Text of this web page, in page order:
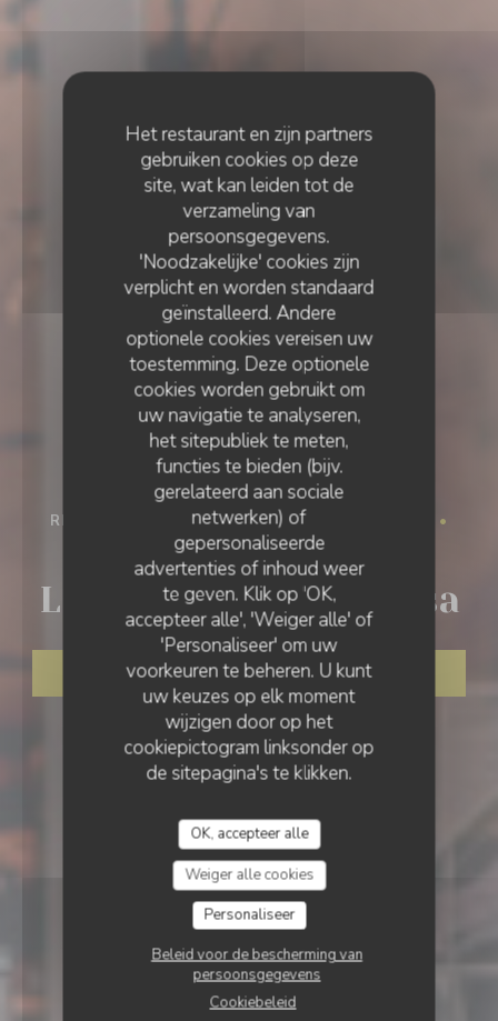
Het restaurant en zijn partners
gebruiken cookies op deze
site, wat kan leiden tot de
verzameling van
persoonsgegevens.
'Noodzakelijke' cookies zijn
verplicht en worden standaard
geïnstalleerd. Andere
optionele cookies vereisen uw
toestemming. Deze optionele
cookies worden gebruikt om
uw navigatie te analyseren,
het sitepubliek te meten,
functies te bieden (bijv.
gerelateerd aan sociale
netwerken) of
gepersonaliseerde
advertenties of inhoud weer
te geven. Klik op 'OK,
accepteer alle', 'Weiger alle' of
'Personaliseer' om uw
voorkeuren te beheren. U kunt
uw keuzes op elk moment
wijzigen door op het
cookiepictogram linksonder op
de sitepagina's te klikken.
OK, accepteer alle
Weiger alle cookies
Personaliseer
Beleid voor de bescherming van
persoonsgegevens
Cookiebeleid
RESTAURANT "NIET TE VEEL" TRADITIONEEL •
MONTPEYROUX
La Terrasse du Mimosa
RESERVEER EEN TAFEL
LA TERRASSE DU MIMOSA